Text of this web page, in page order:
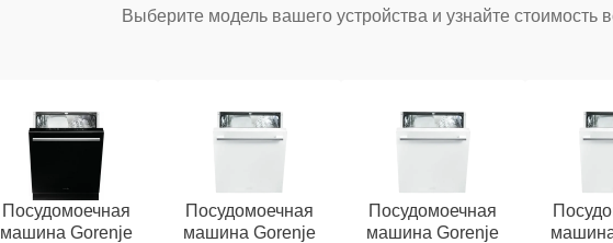
Выберите модель вашего устройства и узнайте стоимость
Посудомоечная
машина Gorenje
Посудомоечная
машина Gorenje
Посудомоечная
машина Gorenje